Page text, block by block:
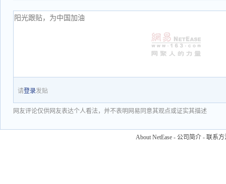
请登录发贴
网友评论仅供网友表达个人看法，并不表明网易同意其观点或证实其描述
About NetEase - 公司简介 - 联系方